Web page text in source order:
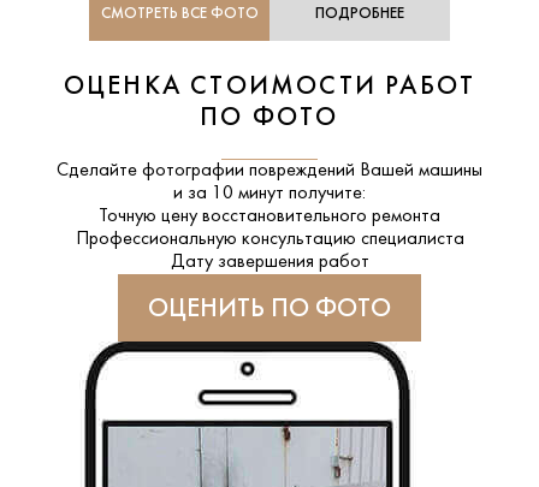
СМОТРЕТЬ ВСЕ ФОТО ПОДРОБНЕЕ
ОЦЕНКА СТОИМОСТИ РАБОТ
ПО ФОТО
Сделайте фотографии повреждений Вашей машины
и за 10 минут получите:
Точную цену восстановительного ремонта
Профессиональную консультацию специалиста
Дату завершения работ
ОЦЕНИТЬ ПО ФОТО